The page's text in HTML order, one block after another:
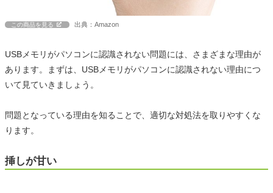
この商品を見る 出典：Amazon
USBメモリがパソコンに認識されない問題には、さまざまな理由が
あります。まずは、USBメモリがパソコンに認識されない理由につ
いて見ていきましょう。
問題となっている理由を知ることで、適切な対処法を取りやすくな
ります。
挿しが甘い